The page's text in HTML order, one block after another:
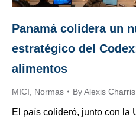
Panamá colidera un
estratégico del
alimentos
MICI Normas ByAlexis Charris
El país colideró, junto con la